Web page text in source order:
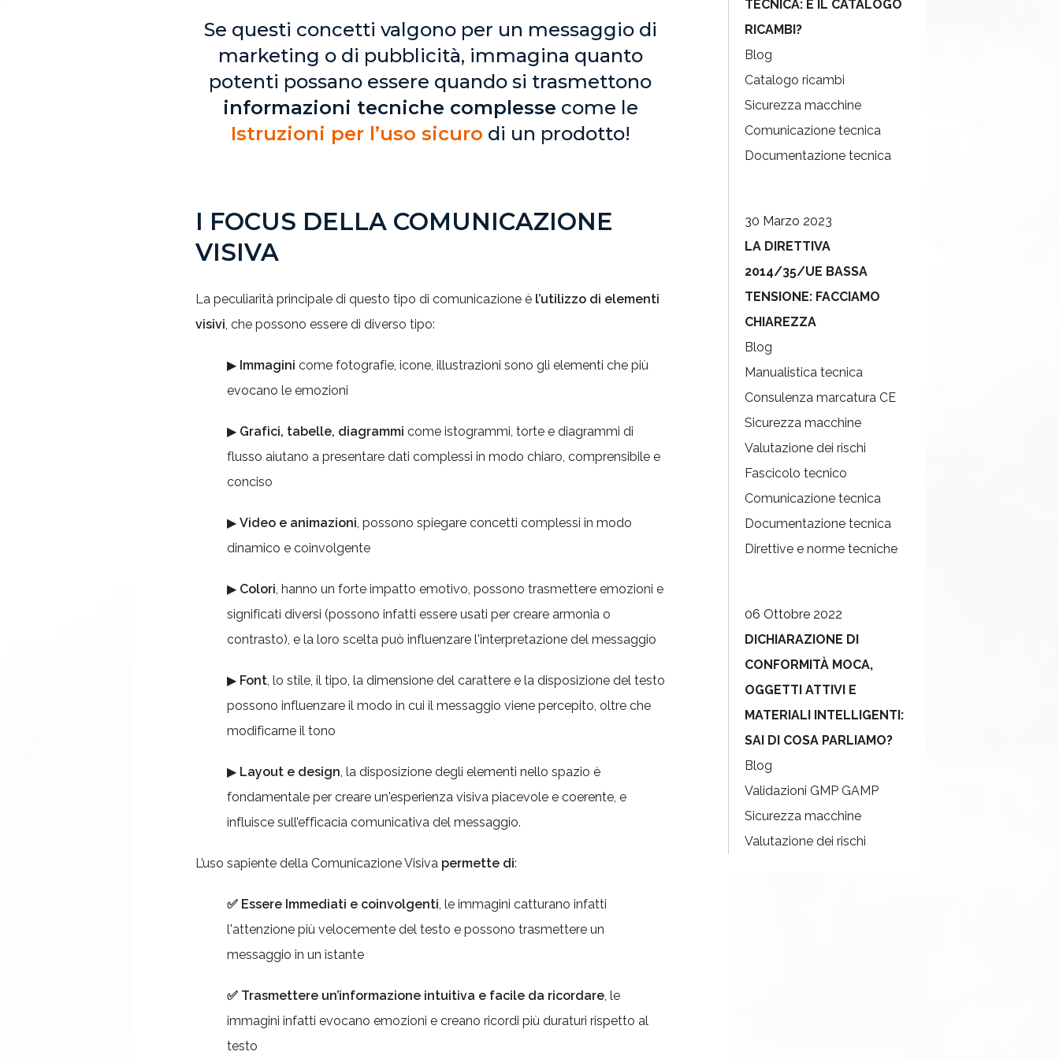
Se questi concetti valgono per un messaggio di
marketing o di pubblicità, immagina quanto
potenti possano essere quando si trasmettono
informazioni tecniche complesse come le
Istruzioni per l’uso sicuro di un prodotto!
I FOCUS DELLA COMUNICAZIONE
VISIVA
La peculiarità principale di questo tipo di comunicazione è l’utilizzo di elementi
visivi, che possono essere di diverso tipo:
▶ Immagini come fotografie, icone, illustrazioni sono gli elementi che più
evocano le emozioni
▶ Grafici, tabelle, diagrammi come istogrammi, torte e diagrammi di
flusso aiutano a presentare dati complessi in modo chiaro, comprensibile e
conciso
▶ Video e animazioni, possono spiegare concetti complessi in modo
dinamico e coinvolgente
▶ Colori, hanno un forte impatto emotivo, possono trasmettere emozioni e
significati diversi (possono infatti essere usati per creare armonia o
contrasto), e la loro scelta può influenzare l'interpretazione del messaggio
▶ Font, lo stile, il tipo, la dimensione del carattere e la disposizione del testo
possono influenzare il modo in cui il messaggio viene percepito, oltre che
modificarne il tono
▶ Layout e design, la disposizione degli elementi nello spazio è
fondamentale per creare un'esperienza visiva piacevole e coerente, e
influisce sull’efficacia comunicativa del messaggio.
L’uso sapiente della Comunicazione Visiva permette di:
✅ Essere Immediati e coinvolgenti, le immagini catturano infatti
l'attenzione più velocemente del testo e possono trasmettere un
messaggio in un istante
✅ Trasmettere un’informazione intuitiva e facile da ricordare, le
immagini infatti evocano emozioni e creano ricordi più duraturi rispetto al
testo
TECNICA: E IL CATALOGO
RICAMBI?
Blog
Catalogo ricambi
Sicurezza macchine
Comunicazione tecnica
Documentazione tecnica
30 Marzo 2023
LA DIRETTIVA
2014/35/UE BASSA
TENSIONE: FACCIAMO
CHIAREZZA
Blog
Manualistica tecnica
Consulenza marcatura CE
Sicurezza macchine
Valutazione dei rischi
Fascicolo tecnico
Comunicazione tecnica
Documentazione tecnica
Direttive e norme tecniche
06 Ottobre 2022
DICHIARAZIONE DI
CONFORMITÀ MOCA,
OGGETTI ATTIVI E
MATERIALI INTELLIGENTI:
SAI DI COSA PARLIAMO?
Blog
Validazioni GMP GAMP
Sicurezza macchine
Valutazione dei rischi